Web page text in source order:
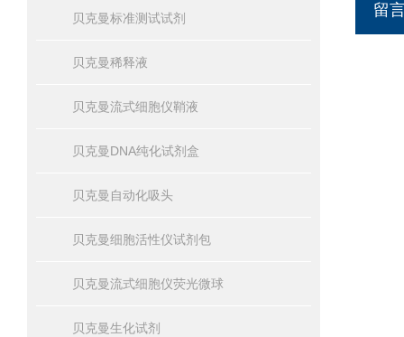
贝克曼标准测试试剂
贝克曼稀释液
贝克曼流式细胞仪鞘液
贝克曼DNA纯化试剂盒
贝克曼自动化吸头
贝克曼细胞活性仪试剂包
贝克曼流式细胞仪荧光微球
贝克曼生化试剂
留